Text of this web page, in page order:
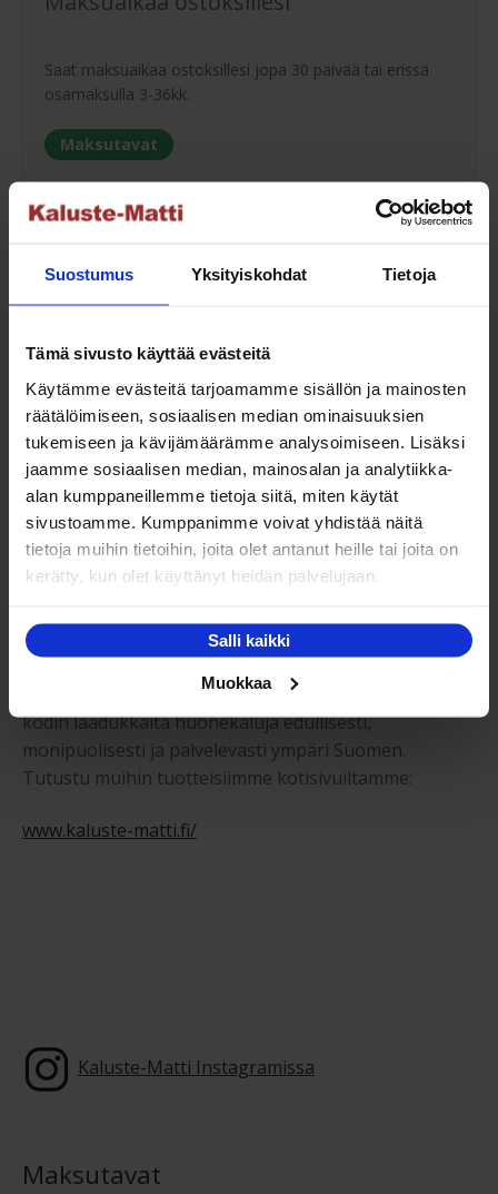
Suostumus Yksityiskohdat Tietoja
Tämä sivusto käyttää evästeitä
Käytämme evästeitä tarjoamamme sisällön ja mainosten
räätälöimiseen, sosiaalisen median ominaisuuksien
tukemiseen ja kävijämäärämme analysoimiseen. Lisäksi
jaamme sosiaalisen median, mainosalan ja analytiikka-
alan kumppaneillemme tietoja siitä, miten käytät
sivustoamme. Kumppanimme voivat yhdistää näitä
tietoja muihin tietoihin, joita olet antanut heille tai joita on
kerätty, kun olet käyttänyt heidän palvelujaan.
Salli kaikki
Muokkaa
Saat maksuaikaa ostoksillesi jopa 30 päivää tai erissä
osamaksulla 3-36kk.
Maksutavat
Oma turvallinen kuljetus
tuotteiden toimitukseen. Saat varmemmin tuotteet
ehjänä perille - ja vieläpä sisäänkannettuna!
Kuljetuksen hinta Suomessa alk. 59€!
Kaluste-Matti Oy
Kaluste-Matti Oy on vuonna 1994 perheyrityksenä
perustettu huonekalujen vähittäis- sekä
tukkumyymälä. Toimintamme perustana on tarjota
kodin laadukkaita huonekaluja edullisesti,
monipuolisesti ja palvelevasti ympäri Suomen.
Tutustu muihin tuotteisiimme kotisivuiltamme:
www.kaluste-matti.fi/
Kaluste-Matti Instagramissa
Maksutavat